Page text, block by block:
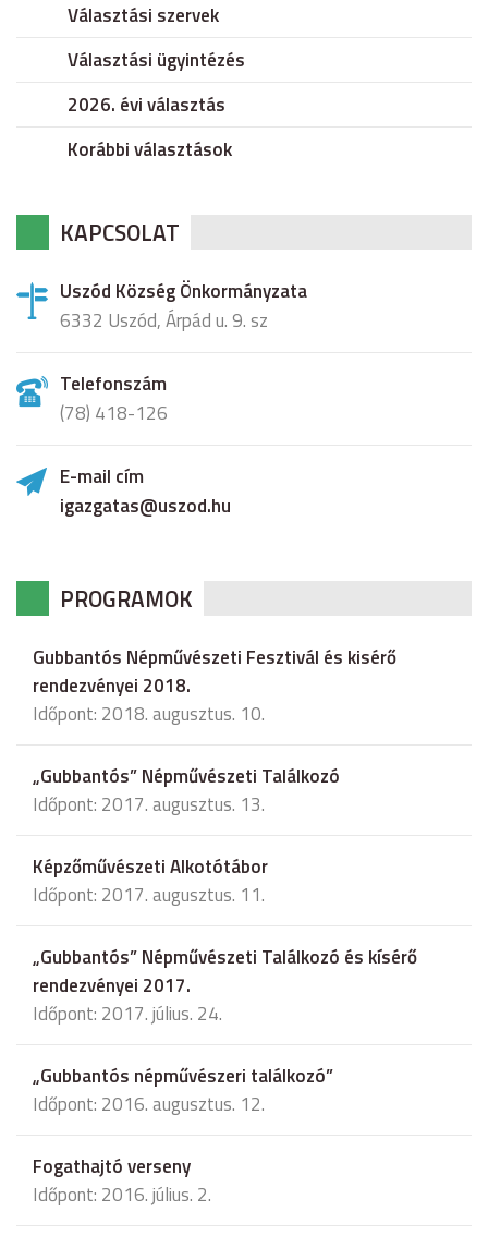
Választási szervek
Választási ügyintézés
2026. évi választás
Korábbi választások
KAPCSOLAT
Uszód Község Önkormányzata
6332 Uszód, Árpád u. 9. sz
Telefonszám
(78) 418-126
E-mail cím
igazgatas@uszod.hu
PROGRAMOK
Gubbantós Népművészeti Fesztivál és kisérő
rendezvényei 2018.
Időpont: 2018. augusztus. 10.
„Gubbantós” Népművészeti Találkozó
Időpont: 2017. augusztus. 13.
Képzőművészeti Alkotótábor
Időpont: 2017. augusztus. 11.
„Gubbantós” Népművészeti Találkozó és kísérő
rendezvényei 2017.
Időpont: 2017. július. 24.
„Gubbantós népművészeri találkozó”
Időpont: 2016. augusztus. 12.
Fogathajtó verseny
Időpont: 2016. július. 2.